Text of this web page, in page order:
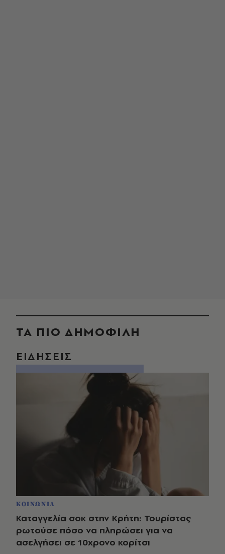
ΤΑ ΠΙΟ ΔΗΜΟΦΙΛΗ
ΕΙΔΗΣΕΙΣ
ΚΟΙΝΩΝΙΑ
Καταγγελία σοκ στην Κρήτη: Τουρίστας
ρωτούσε πόσο να πληρώσει για να
ασελγήσει σε 10χρονο κορίτσι